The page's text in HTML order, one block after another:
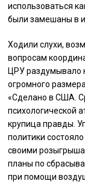
использоваться
были замешаны в
Ходили слухи,
вопросам
ЦРУ раздумывало
огромного
«Сделано в США.
психологической
крупица правды.
политики
своими
планы по
при помощи